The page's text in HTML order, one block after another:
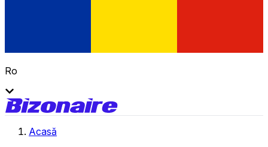
Ro
Acasă